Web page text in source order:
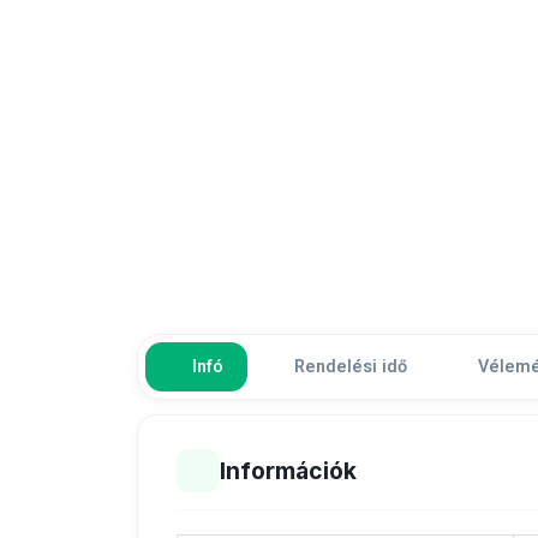
Infó Rendelési idő
Információk